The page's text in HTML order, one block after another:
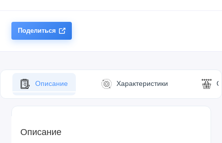
Поделиться
Описание Характеристики
Описание